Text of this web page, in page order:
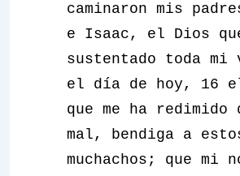
caminaron mis
e Isaac, el Dios
sustentado toda mi
el día de hoy, 16
que me ha redimido
mal, bendiga a
muchachos; que mi